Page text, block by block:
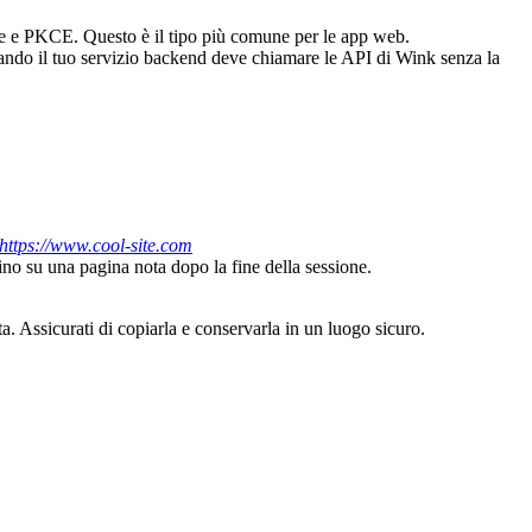
PKCE. Questo è il tipo più comune per le app web.
il tuo servizio backend deve chiamare le API di Wink senza la
https://www.cool-site.com
su una pagina nota dopo la fine della sessione.
Assicurati di copiarla e conservarla in un luogo sicuro.